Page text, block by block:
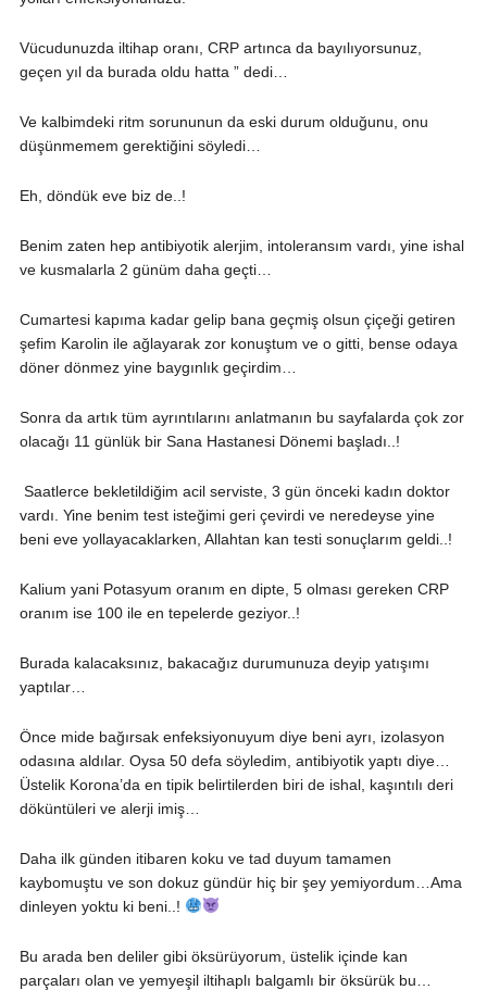
Vücudunuzda iltihap oranı, CRP artınca da bayılıyorsunuz,
geçen yıl da burada oldu hatta ” dedi…
Ve kalbimdeki ritm sorununun da eski durum olduğunu, onu
düşünmemem gerektiğini söyledi…
Eh, döndük eve biz de..!
Benim zaten hep antibiyotik alerjim, intoleransım vardı, yine ishal
ve kusmalarla 2 günüm daha geçti…
Cumartesi kapıma kadar gelip bana geçmiş olsun çiçeği getiren
şefim Karolin ile ağlayarak zor konuştum ve o gitti, bense odaya
döner dönmez yine baygınlık geçirdim…
Sonra da artık tüm ayrıntılarını anlatmanın bu sayfalarda çok zor
olacağı 11 günlük bir Sana Hastanesi Dönemi başladı..!
Saatlerce bekletildiğim acil serviste, 3 gün önceki kadın doktor
vardı. Yine benim test isteğimi geri çevirdi ve neredeyse yine
beni eve yollayacaklarken, Allahtan kan testi sonuçlarım geldi..!
Kalium yani Potasyum oranım en dipte, 5 olması gereken CRP
oranım ise 100 ile en tepelerde geziyor..!
Burada kalacaksınız, bakacağız durumunuza deyip yatışımı
yaptılar…
Önce mide bağırsak enfeksiyonuyum diye beni ayrı, izolasyon
odasına aldılar. Oysa 50 defa söyledim, antibiyotik yaptı diye…
Üstelik Korona’da en tipik belirtilerden biri de ishal, kaşıntılı deri
döküntüleri ve alerji imiş…
Daha ilk günden itibaren koku ve tad duyum tamamen
kaybomuştu ve son dokuz gündür hiç bir şey yemiyordum…Ama
dinleyen yoktu ki beni..!
Bu arada ben deliler gibi öksürüyorum, üstelik içinde kan
parçaları olan ve yemyeşil iltihaplı balgamlı bir öksürük bu…